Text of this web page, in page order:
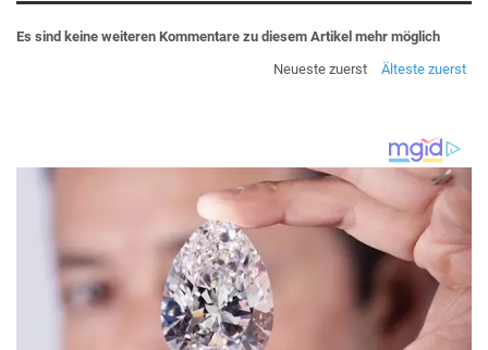
Es sind keine weiteren Kommentare zu diesem Artikel mehr möglich
Neueste zuerst
Älteste zuerst